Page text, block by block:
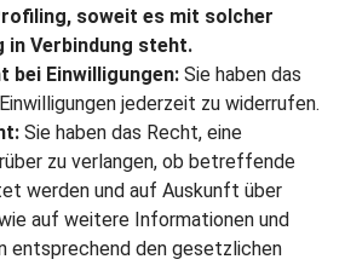
soweit es mit solcher
in Verbindung steht.
bei Einwilligungen: Sie haben das
jederzeit zu widerrufen.
Sie haben das Recht, eine
zu verlangen, ob betreffende
werden und auf Auskunft über
auf weitere Informationen und
entsprechend den gesetzlichen